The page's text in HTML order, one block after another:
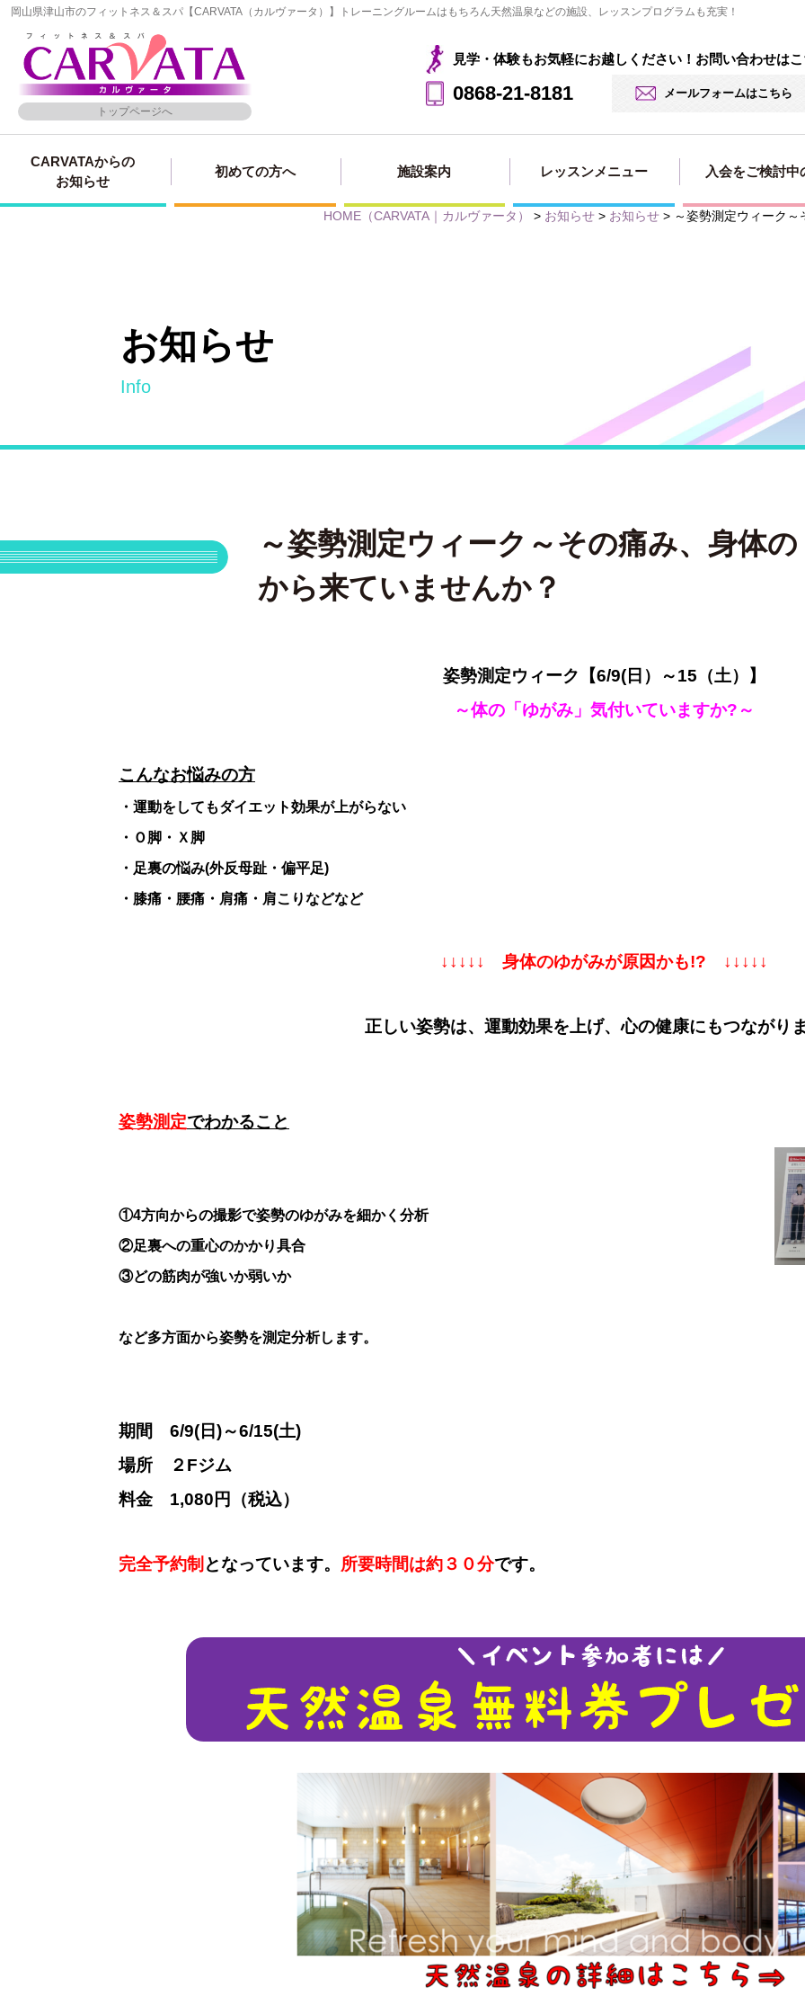
岡山県津山市のフィットネス＆スパ【CARVATA（カルヴァータ）】トレーニングルームはもちろん天然温泉などの施設、レッスンプログラムも充実！
トップページへ
見学・体験もお気軽にお越しください！お問い合わせは
0868-21-8181 メールフォームはこちら
CARVATAからの
お知らせ
初めての方へ 施設案内 レッスンメニュー 入会をご検討中
HOME （CARVATA｜カルヴァータ） > お知らせ > お知らせ > ～姿勢測定ウィーク
お知らせ
info
～姿勢測定ウィーク～その痛み、身体
から来ていませんか？
姿勢測定ウィーク【6/9(日）～15（土）】
～体の「ゆがみ」気付いていますか?～
こんなお悩みの方
・運動をしてもダイエット効果が上がらない
・Ｏ脚・Ｘ脚
・足裏の悩み(外反母趾・偏平足)
・膝痛・腰痛・肩痛・肩こりなどなど
↓↓↓↓↓ 身体のゆがみが原因かも!? ↓↓↓↓↓
正しい姿勢は、運動効果を上げ、心の健康にもつながり
姿勢測定でわかること
①4方向からの撮影で姿勢のゆがみを細かく分析
②足裏への重心のかかり具合
③どの筋肉が強いか弱いか
など多方面から姿勢を測定分析します。
期間 6/9(日)～6/15(土)
場所 ２Fジム
料金 1,080円（税込）
完全予約制 となっています。 所要時間は約３０分です。